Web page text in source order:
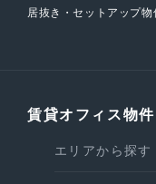
居抜き・セットアップ
賃貸オフィス物
エリアから探す